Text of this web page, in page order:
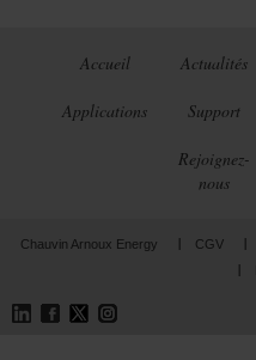
Accueil Actualités
Applications Support
Rejoignez-
nous
Chauvin Arnoux Energy CGV